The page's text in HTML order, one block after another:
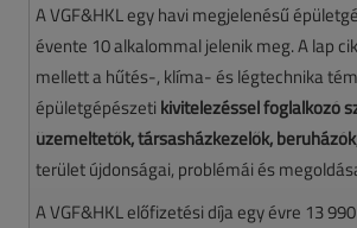
A VGF&HKL egy havi megjelenésű
évente 10 alkalommal jelenik meg. A lap
mellett a hűtés-, klíma- és légtechnika
épületgépészeti kivitelezéssel foglalkozó
üzemeltetők, társasházkezelők,
terület újdonságai, problémái és
A VGF&HKL előfizetési díja egy évre 13